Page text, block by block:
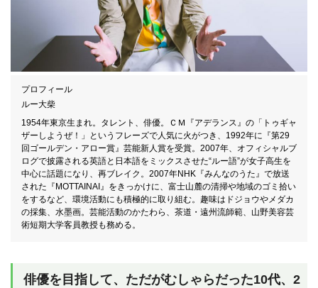
プロフィール
ルー大柴
1954年東京生まれ。タレント、俳優。ＣＭ『アデランス』の「トゥギャ
ザーしようぜ！」というフレーズで人気に火がつき、1992年に『第29
回ゴールデン・アロー賞』芸能新人賞を受賞。2007年、オフィシャルブ
ログで披露される英語と日本語をミックスさせた“ルー語”が女子高生を
中心に話題になり、再ブレイク。2007年NHK『みんなのうた』で放送
された『MOTTAINAI』をきっかけに、富士山麓の清掃や地域のゴミ拾い
をするなど、環境活動にも積極的に取り組む。趣味はドジョウやメダカ
の採集、水墨画。芸能活動のかたわら、茶道・遠州流師範、山野美容芸
術短期大学客員教授も務める。
俳優を目指して、ただがむしゃらだった10代、2